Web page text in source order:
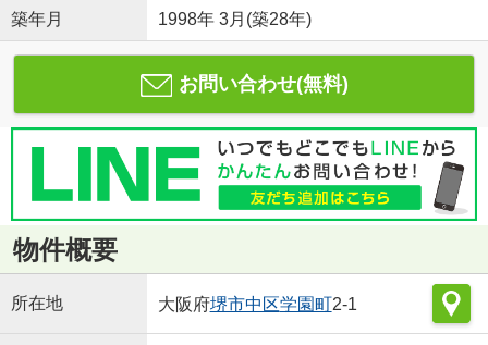
築年月 1998年 3月(築28年)
お問い合わせ(無料)
物件概要
所在地 大阪府堺市中区学園町2-1